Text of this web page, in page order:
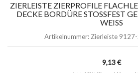
ZIERLEISTE ZIERPROFILE
DECKE BORDÜRE STOSSFEST
EISS
Artikelnummer: Zierleiste
9,13 €